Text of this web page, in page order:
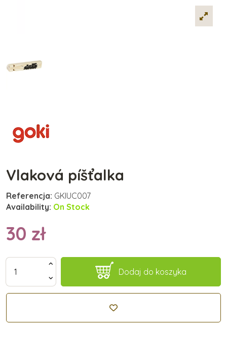
Vlaková píšťalka
Referencja: GKIUC007
Availability: On Stock
30 zł
Dodaj do koszyka